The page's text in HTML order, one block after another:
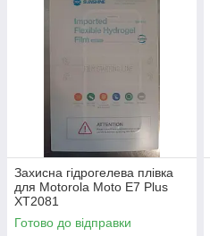
Захисна гідрогелева плівка
для Motorola Moto E7 Plus
XT2081
Готово до відправки